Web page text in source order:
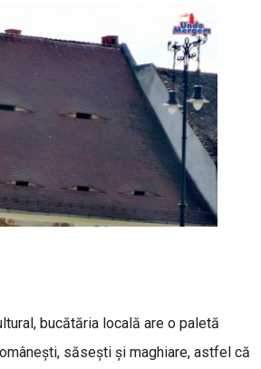
bucătăria locală are o paletă
săsești și maghiare, astfel că